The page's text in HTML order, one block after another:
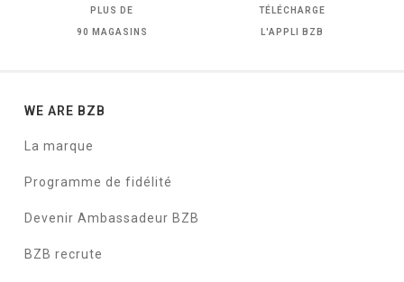
PLUS DE
90 MAGASINS
TÉLÉCHARGE
L'APPLI BZB
WE ARE BZB
La marque
Programme de fidélité
Devenir Ambassadeur BZB
BZB recrute